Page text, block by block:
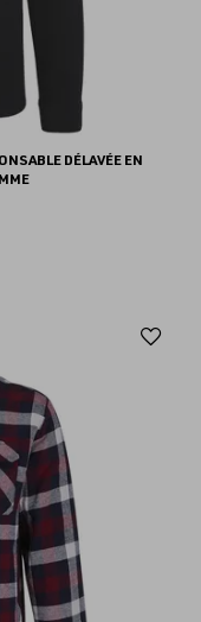
DÉLAVÉE EN